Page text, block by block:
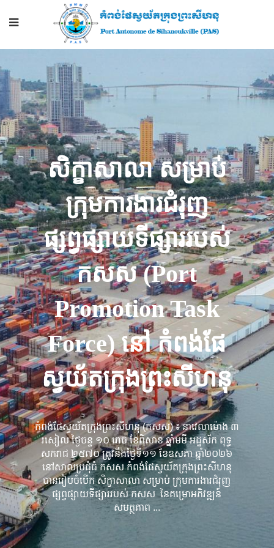
សិក្ខាសាលា សម្រាប់
ក្រុមការងារជំរុញ
ផ្សព្វផ្សាយទីផ្សាររបស់
កសស (Port
Promotion Task
Force) នៅ កំពង់ផែ
ស្វយ័តក្រុងព្រះសីហនុ
កំពង់ផែស្វយ័តក្រុងព្រះសីហនុ​ (កសស) ៖ នាវេលាម៉ោង ៣
រសៀល ថ្ងៃចន្ទ ១០ រោច ខែពិសាខ ឆ្នាំមមី អដ្ឋស័ក ពុទ្ធ
សករាជ ២៥៧០ ត្រូវនឹងថ្ងៃទី១១ ខែឧសភា ឆ្នាំ២០២៦
នៅសាលប្រជុំធំ កសស កំពង់ផែស្វយ័តក្រុងព្រះសីហនុ
បានរៀបចំបើក សិក្ខាសាលា សម្រាប់ ក្រុមការងារជំរុញ
ផ្សព្វផ្សាយទីផ្សាររបស់ កសស នៃគម្រោអភិវឌ្ឍន៍
សមត្ថភាព ...